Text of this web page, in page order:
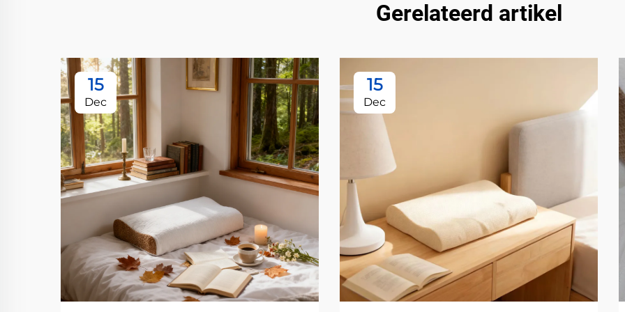
Gerelateerd artikel
15
Dec
15
Dec